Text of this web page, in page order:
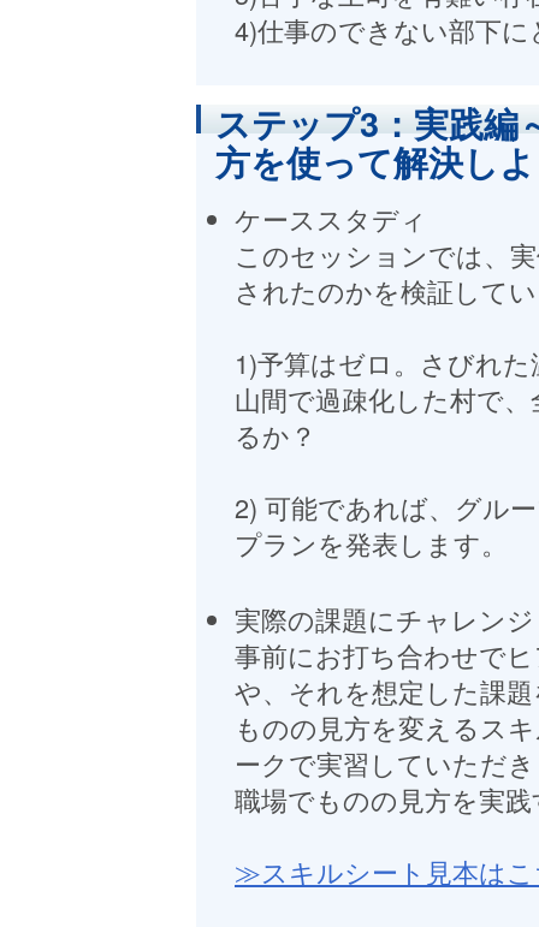
4)仕事のできない部下
ステップ3：実践編
方を使って解決し
ケーススタディ
このセッションでは、
されたのかを検証して
1)予算はゼロ。さびれ
山間で過疎化した村で
るか？
2) 可能であれば、グル
プランを発表します。
実際の課題にチャレン
事前にお打ち合わせで
や、それを想定した課
ものの見方を変えるス
ークで実習していただ
職場でものの見方を実
≫スキルシート見本はこ